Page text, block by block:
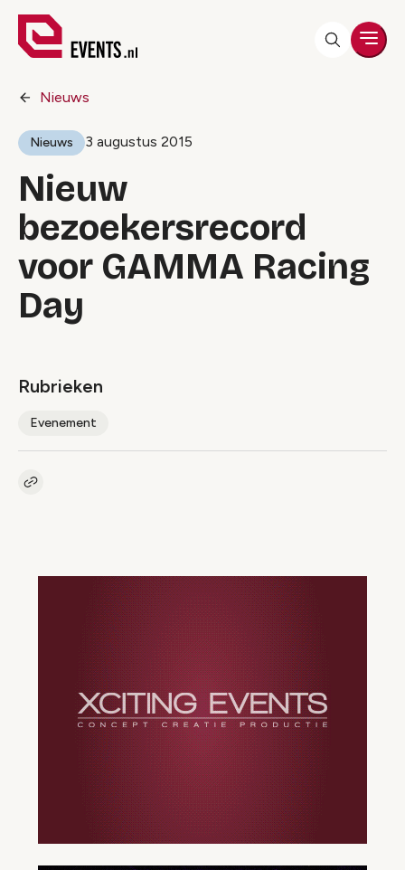
Nieuws
Nieuws 3 augustus 2015
Nieuw
bezoekersrecord
voor GAMMA Racing
Day
Rubrieken
Evenement
Kopieer link naar artikel